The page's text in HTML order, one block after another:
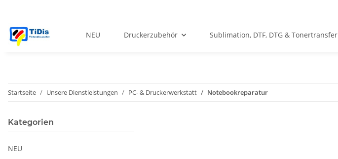
NEU Druckerzubehör Sublimation, DTF, DTG & Tonertransfer
Startseite Unsere Dienstleistungen PC- & Druckerwerkstatt Notebookreparatur
Kategorien
NEU